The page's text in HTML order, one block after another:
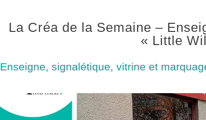
La Créa de la Semaine –
« Little
Enseigne, signalétique, vitrine et